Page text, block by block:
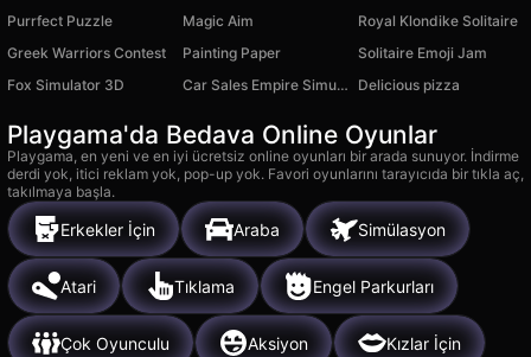
Purrfect Puzzle
Magic Aim
Royal Klondike Solitaire
Greek Warriors Contest
Painting Paper
Solitaire Emoji Jam
Fox Simulator 3D
Car Sales Empire Simulator Delicious pizza
Playgama'da Bedava Online Oyunlar
Playgama, en yeni ve en iyi ücretsiz online oyunları bir arada sunuyor. İndirme
derdi yok, itici reklam yok, pop-up yok. Favori oyunlarını tarayıcıda bir tıkla aç,
takılmaya başla.
Erkekler İçin Araba Simülasyon
Atari Tıklama Engel Parkurları
Çok Oyunculu Aksiyon Kızlar İçin